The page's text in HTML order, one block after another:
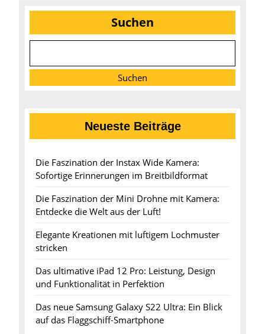
Suchen
Suchen
Neueste Beiträge
Die Faszination der Instax Wide Kamera:
Sofortige Erinnerungen im Breitbildformat
Die Faszination der Mini Drohne mit Kamera:
Entdecke die Welt aus der Luft!
Elegante Kreationen mit luftigem Lochmuster
stricken
Das ultimative iPad 12 Pro: Leistung, Design
und Funktionalität in Perfektion
Das neue Samsung Galaxy S22 Ultra: Ein Blick
auf das Flaggschiff-Smartphone